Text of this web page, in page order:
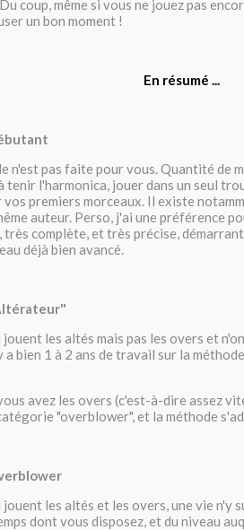
coup, même si vous ne jouez pas
un bon moment !
En résumé ...
n'est pas faite pour vous. Quantité de
tenir l'harmonica, jouer dans un seul
premiers morceaux. Il existe
auteur. Perso, j'ai une préférence
complète, et très précise,
déjà bien avancé.
jouent les altés mais pas les overs et
a bien 1 à 2 ans de travail sur la
avez les overs (c'est-à-dire assez
"overblower", et la méthode
les altés et les overs, une vie n'y
dont vous disposez, et du niveau